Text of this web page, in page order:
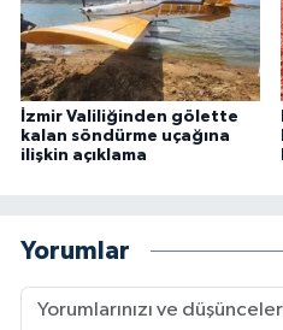
İzmir Valiliğinden gölette
kalan söndürme uçağına
ilişkin açıklama
Yorumlar